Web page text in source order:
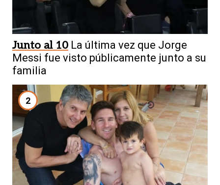
Junto al 10 La última vez que Jorge
Messi fue visto públicamente junto a su
familia
2